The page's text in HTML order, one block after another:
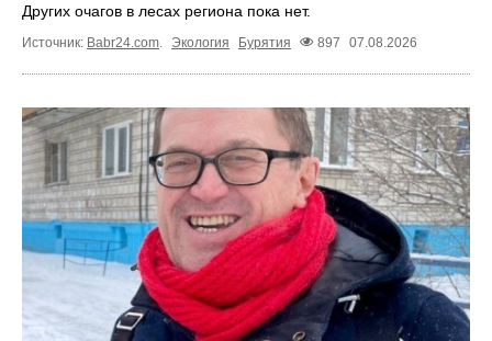
Других очагов в лесах региона пока нет.
Источник: Babr24.com. Экология Бурятия 897 07.08.2026